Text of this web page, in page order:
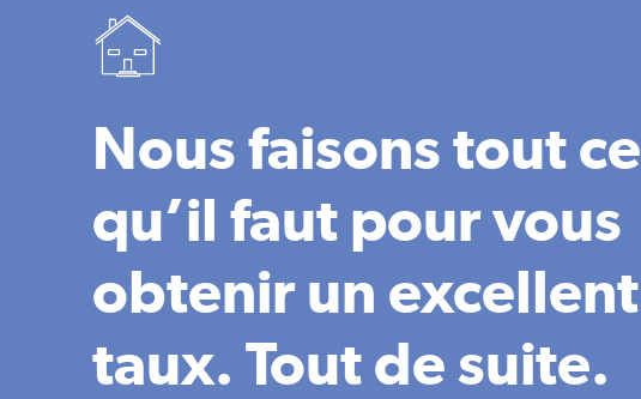
Nous faisons tout ce
qu’il faut pour vous
obtenir un excellent
taux. Tout de suite.